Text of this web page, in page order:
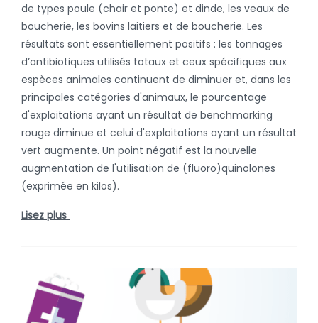
de types poule (chair et ponte) et dinde, les veaux de
boucherie, les bovins laitiers et de boucherie. Les
résultats sont essentiellement positifs : les tonnages
d’antibiotiques utilisés totaux et ceux spécifiques aux
espèces animales continuent de diminuer et, dans les
principales catégories d'animaux, le pourcentage
d'exploitations ayant un résultat de benchmarking
rouge diminue et celui d'exploitations ayant un résultat
vert augmente. Un point négatif est la nouvelle
augmentation de l'utilisation de (fluoro)quinolones
(exprimée en kilos).
Lisez plus